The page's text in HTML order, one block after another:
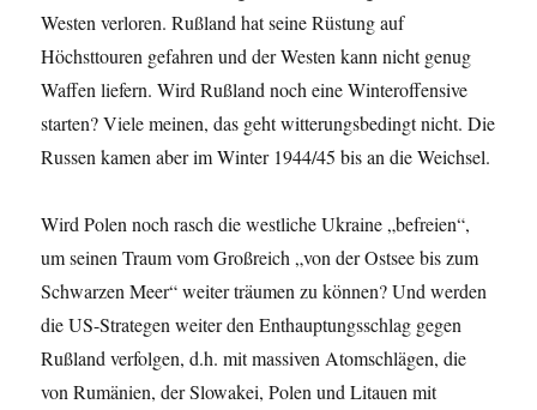
Westen verloren. Rußland hat seine Rüstung auf
Höchsttouren gefahren und der Westen kann nicht genug
Waffen liefern. Wird Rußland noch eine Winteroffensive
starten? Viele meinen, das geht witterungsbedingt nicht. Die
Russen kamen aber im Winter 1944/45 bis an die Weichsel.
Wird Polen noch rasch die westliche Ukraine „befreien“,
um seinen Traum vom Großreich „von der Ostsee bis zum
Schwarzen Meer“ weiter träumen zu können? Und werden
die US-Strategen weiter den Enthauptungsschlag gegen
Rußland verfolgen, d.h. mit massiven Atomschlägen, die
von Rumänien, der Slowakei, Polen und Litauen mit